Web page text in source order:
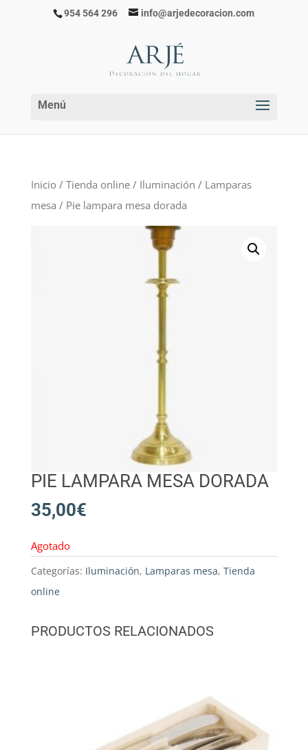
954 564 296 info@arjedecoracion.com
Inicio / Tienda online/ Iluminación / Lamparas
mesa / Pie lampara mesa dorada
PIE LAMPARA MESA DORADA
35,00€
Agotado
Categorías: Iluminación, Lamparas mesa, Tienda
online
PRODUCTOS RELACIONADOS